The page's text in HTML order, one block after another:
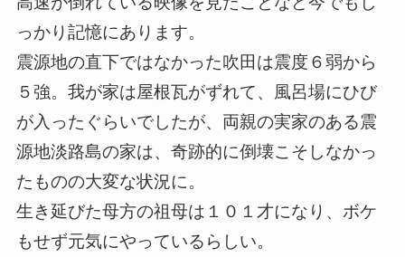
っかり記憶にあります。
震源地の直下ではなかった吹田は震度６弱から
５強。我が家は屋根瓦がずれて、風呂場にひび
が入ったぐらいでしたが、両親の実家のある震
源地淡路島の家は、奇跡的に倒壊こそしなかっ
たものの大変な状況に。
生き延びた母方の祖母は１０１才になり、ボケ
もせず元気にやっているらしい。